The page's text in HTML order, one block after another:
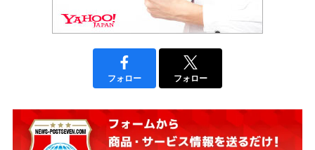
フォロー フォロー